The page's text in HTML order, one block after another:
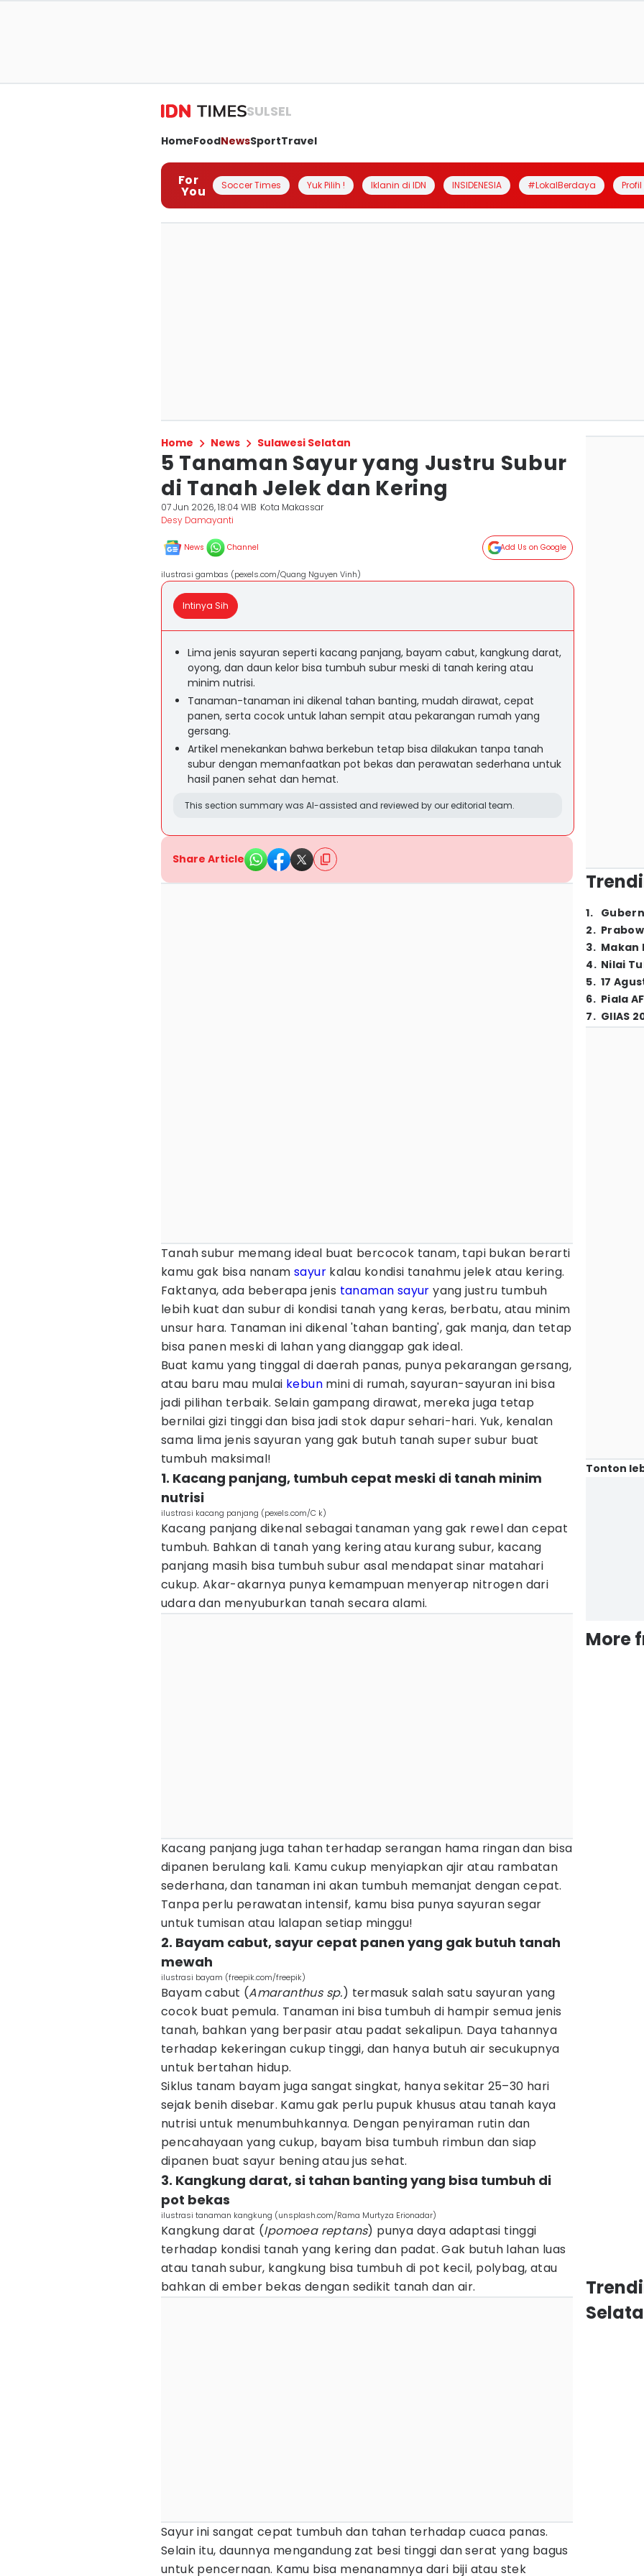
SULSEL
HomeFoodNewsSportTravel
For
You Soccer Times Yuk Pilih ! Iklanin di IDN INSIDENESIA #LokalBerdaya
Home News Sulawesi Selatan
5 Tanaman Sayur yang Justru Subur
di Tanah Jelek dan Kering
07 Jun 2026, 18:04 WIB Kota Makassar
Desy Damayanti
News Channel Add Us on Google
ilustrasi gambas (pexels.com/Quang Nguyen Vinh)
Intinya Sih
Lima jenis sayuran seperti kacang panjang, bayam cabut, kangkung darat,
oyong, dan daun kelor bisa tumbuh subur meski di tanah kering atau
minim nutrisi.
Tanaman-tanaman ini dikenal tahan banting, mudah dirawat, cepat
panen, serta cocok untuk lahan sempit atau pekarangan rumah yang
gersang.
Artikel menekankan bahwa berkebun tetap bisa dilakukan tanpa tanah
subur dengan memanfaatkan pot bekas dan perawatan sederhana untuk
hasil panen sehat dan hemat.
This section summary was AI-assisted and reviewed by our editorial team.
Share Article
Tanah subur memang ideal buat bercocok tanam, tapi bukan berarti
kamu gak bisa nanam sayur kalau kondisi tanahmu jelek atau kering.
Faktanya, ada beberapa jenis tanaman sayur yang justru tumbuh
lebih kuat dan subur di kondisi tanah yang keras, berbatu, atau minim
unsur hara. Tanaman ini dikenal 'tahan banting', gak manja, dan tetap
bisa panen meski di lahan yang dianggap gak ideal.
Buat kamu yang tinggal di daerah panas, punya pekarangan gersang,
atau baru mau mulai kebun mini di rumah, sayuran-sayuran ini bisa
jadi pilihan terbaik. Selain gampang dirawat, mereka juga tetap
bernilai gizi tinggi dan bisa jadi stok dapur sehari-hari. Yuk, kenalan
sama lima jenis sayuran yang gak butuh tanah super subur buat
tumbuh maksimal!
1. Kacang panjang, tumbuh cepat meski di tanah minim
nutrisi
ilustrasi kacang panjang (pexels.com/C k)
Kacang panjang dikenal sebagai tanaman yang gak rewel dan cepat
tumbuh. Bahkan di tanah yang kering atau kurang subur, kacang
panjang masih bisa tumbuh subur asal mendapat sinar matahari
cukup. Akar-akarnya punya kemampuan menyerap nitrogen dari
udara dan menyuburkan tanah secara alami.
Kacang panjang juga tahan terhadap serangan hama ringan dan bisa
dipanen berulang kali. Kamu cukup menyiapkan ajir atau rambatan
sederhana, dan tanaman ini akan tumbuh memanjat dengan cepat.
Tanpa perlu perawatan intensif, kamu bisa punya sayuran segar
untuk tumisan atau lalapan setiap minggu!
2. Bayam cabut, sayur cepat panen yang gak butuh tanah
mewah
ilustrasi bayam (freepik.com/freepik)
Bayam cabut (Amaranthus sp.) termasuk salah satu sayuran yang
cocok buat pemula. Tanaman ini bisa tumbuh di hampir semua jenis
tanah, bahkan yang berpasir atau padat sekalipun. Daya tahannya
terhadap kekeringan cukup tinggi, dan hanya butuh air secukupnya
untuk bertahan hidup.
Siklus tanam bayam juga sangat singkat, hanya sekitar 25–30 hari
sejak benih disebar. Kamu gak perlu pupuk khusus atau tanah kaya
nutrisi untuk menumbuhkannya. Dengan penyiraman rutin dan
pencahayaan yang cukup, bayam bisa tumbuh rimbun dan siap
dipanen buat sayur bening atau jus sehat.
3. Kangkung darat, si tahan banting yang bisa tumbuh di
pot bekas
ilustrasi tanaman kangkung (unsplash.com/Rama Murtyza Erionadar)
Kangkung darat (Ipomoea reptans) punya daya adaptasi tinggi
terhadap kondisi tanah yang kering dan padat. Gak butuh lahan luas
atau tanah subur, kangkung bisa tumbuh di pot kecil, polybag, atau
bahkan di ember bekas dengan sedikit tanah dan air.
Sayur ini sangat cepat tumbuh dan tahan terhadap cuaca panas.
Selain itu, daunnya mengandung zat besi tinggi dan serat yang bagus
untuk pencernaan. Kamu bisa menanamnya dari biji atau stek
1.
2.
3. Makan
4. Nilai
5. 17
6. Piala
7. GIIAS
Tonton
More